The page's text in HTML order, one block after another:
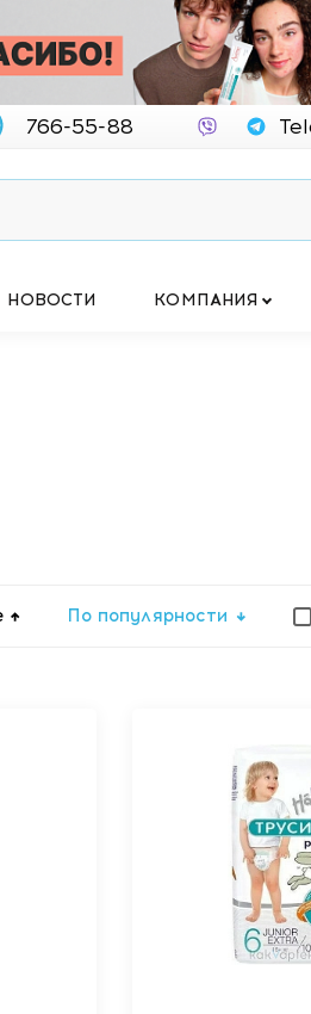
766-55-88
НОВОСТИ КОМПАНИЯ
По популярности